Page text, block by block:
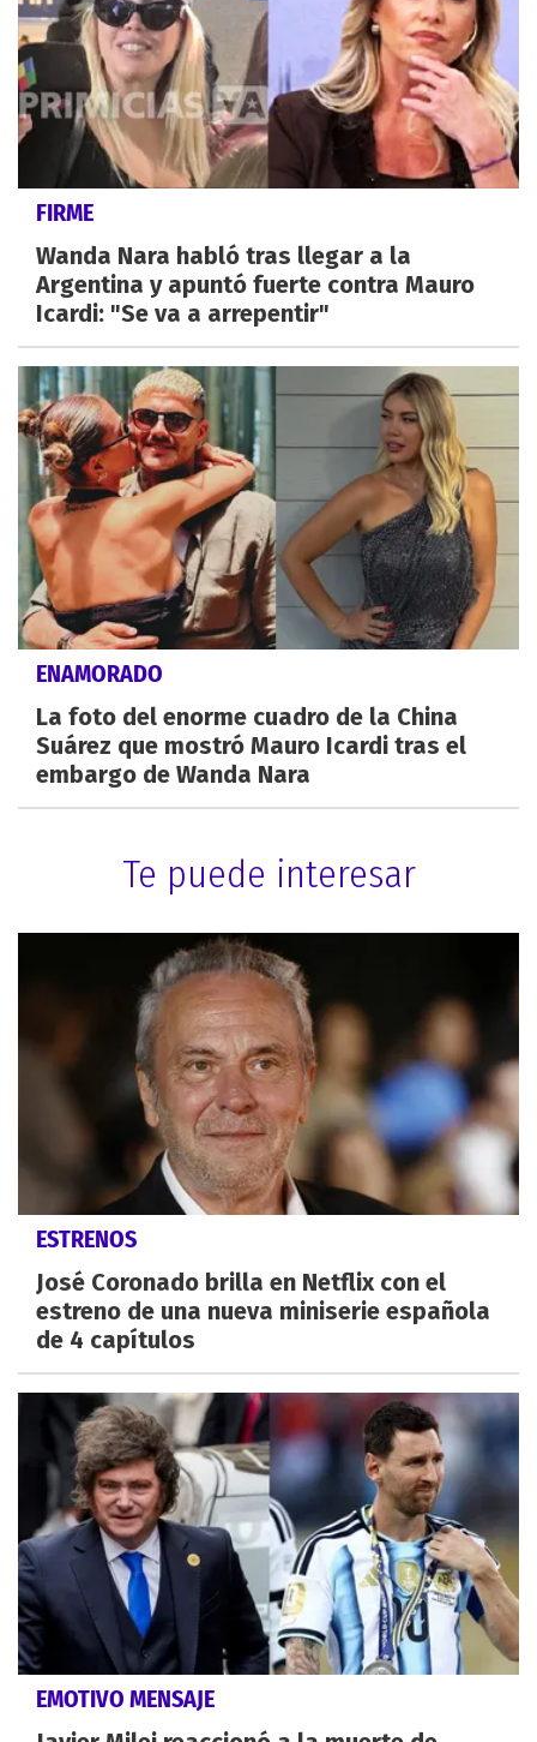
FIRME
Wanda Nara habló tras llegar a la
Argentina y apuntó fuerte contra Mauro
Icardi: "Se va a arrepentir"
ENAMORADO
La foto del enorme cuadro de la China
Suárez que mostró Mauro Icardi tras el
embargo de Wanda Nara
Te puede interesar
ESTRENOS
José Coronado brilla en Netflix con el
estreno de una nueva miniserie española
de 4 capítulos
EMOTIVO MENSAJE